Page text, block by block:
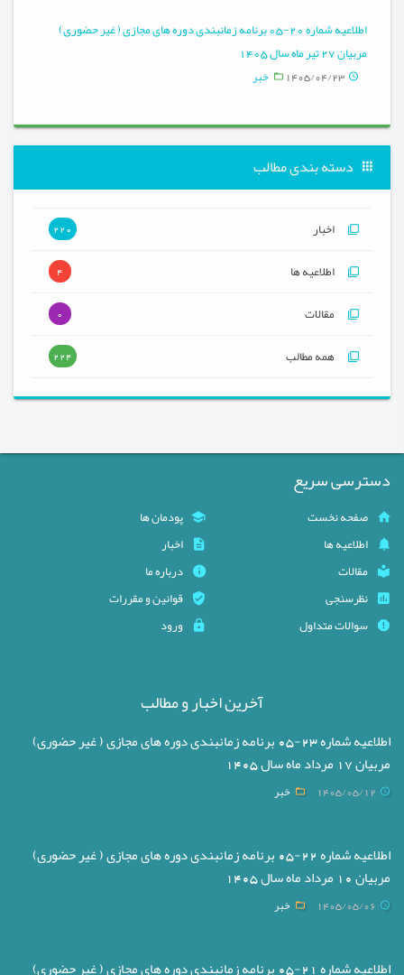
اطلاعیه شماره 20-05 برنامه زمانبندی دوره های مجازی ( غیر حضوری)
مربیان 27 تیر ماه سال 1405
1405/04/23 خبر
دسته بندی مطالب
اخبار 220
اطلاعیه ها 4
مقالات 0
همه مطالب 224
دسترسی سریع
صفحه نخست
پودمان ها
اطلاعیه ها
اخبار
مقالات
درباره ما
نظرسنجی
قوانین و مقررات
سوالات متداول
ورود
آخرین اخبار و مطالب
اطلاعیه شماره 23-05 برنامه زمانبندی دوره های مجازی ( غیر حضوری)
مربیان 17 مرداد ماه سال 1405
1405/05/12 خبر
اطلاعیه شماره 22-05 برنامه زمانبندی دوره های مجازی ( غیر حضوری)
مربیان 10 مرداد ماه سال 1405
1405/05/06 خبر
اطلاعیه شماره 21-05 برنامه زمانبندی دوره های مجازی ( غیر حضوری)